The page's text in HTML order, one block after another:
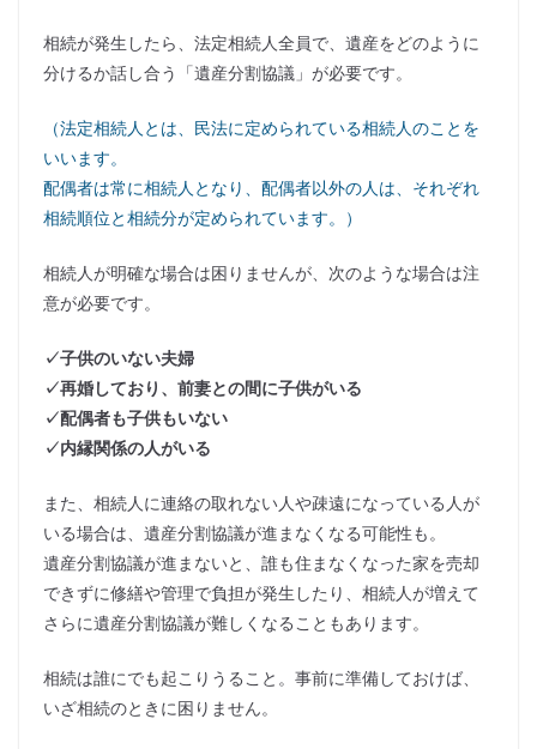
相続が発生したら、法定相続人全員で、遺産をどのように
分けるか話し合う「遺産分割協議」が必要です。
（法定相続人とは、民法に定められている相続人のことを
いいます。
配偶者は常に相続人となり、配偶者以外の人は、それぞれ
相続順位と相続分が定められています。）
相続人が明確な場合は困りませんが、次のような場合は注
意が必要です。
✓子供のいない夫婦
✓再婚しており、前妻との間に子供がいる
✓配偶者も子供もいない
✓内縁関係の人がいる
また、相続人に連絡の取れない人や疎遠になっている人が
いる場合は、遺産分割協議が進まなくなる可能性も。
遺産分割協議が進まないと、誰も住まなくなった家を売却
できずに修繕や管理で負担が発生したり、相続人が増えて
さらに遺産分割協議が難しくなることもあります。
相続は誰にでも起こりうること。事前に準備しておけば、
いざ相続のときに困りません。